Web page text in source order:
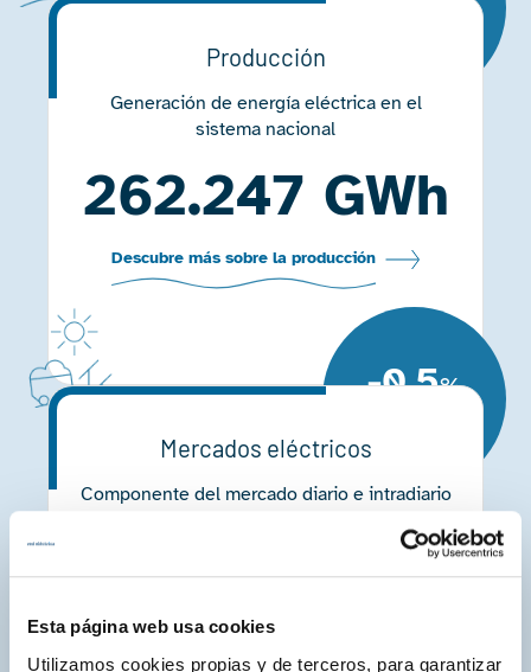
Esta página web usa cookies
Utilizamos cookies propias y de terceros, para garantizar
Producción
Generación de energía eléctrica en el
sistema nacional
262.247 GWh
Descubre más sobre la producción
-0,5%
Mercados eléctricos
Componente del mercado diario e intradiario
84,7 %